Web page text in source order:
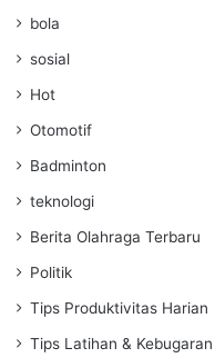
bola
sosial
Hot
Otomotif
Badminton
teknologi
Berita Olahraga Terbaru
Politik
Tips Produktivitas Harian
Tips Latihan & Kebugaran